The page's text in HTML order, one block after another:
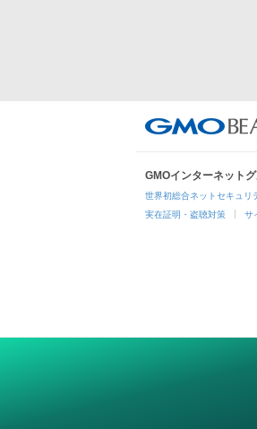
GMOインターネット
世界初総合ネットセキュリ
実在証明・盗聴対策 サ